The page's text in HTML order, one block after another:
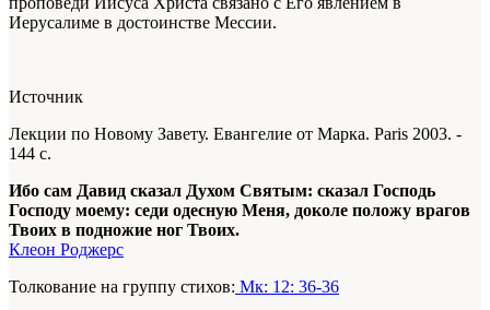
Иерусалиме в достоинстве Мессии.
Источник
Лекции по Новому Завету. Евангелие от Марка. Paris 2003. -
144 c.
Ибо сам Давид сказал Духом Святым: сказал Господь
Господу моему: седи одесную Меня, доколе положу врагов
Твоих в подножие ног Твоих.
Клеон Роджерс
Толкование на группу стихов: Мк: 12: 36-36